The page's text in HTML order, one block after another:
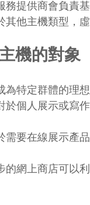
務提供商會負責
其他主機類型，
機的對象
特定群體的理想
於個人展示或寫
需要在線展示產
的網上商店可以